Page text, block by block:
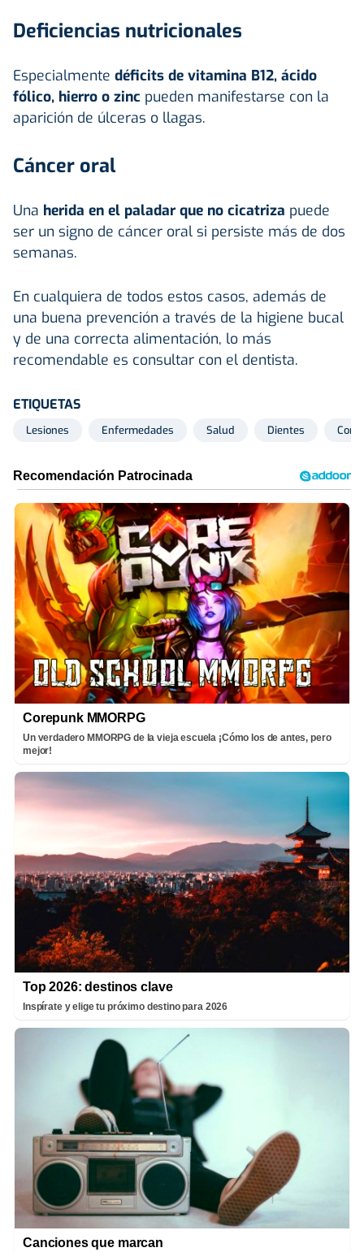
Deficiencias nutricionales
Especialmente déficits de vitamina B12, ácido
fólico, hierro o zinc pueden manifestarse con la
aparición de úlceras o llagas.
Cáncer oral
Una herida en el paladar que no cicatriza puede
ser un signo de cáncer oral si persiste más de dos
semanas.
En cualquiera de todos estos casos, además de
una buena prevención a través de la higiene bucal
y de una correcta alimentación, lo más
recomendable es consultar con el dentista.
ETIQUETAS
Lesiones Enfermedades Salud Dientes
Corepunk MMORPG
Un verdadero MMORPG de la vieja escuela ¡Cómo los de antes, pero
mejor!
Top 2026: destinos clave
Inspírate y elige tu próximo destino para 2026
Canciones que marcan